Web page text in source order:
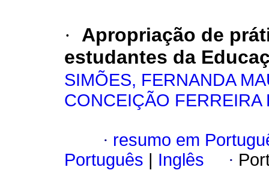
·
Apropriação de
estudantes da
SIMÕES, FERNANDA
CONCEIÇÃO FERREIRA
· resumo em
Português
Inglês ·